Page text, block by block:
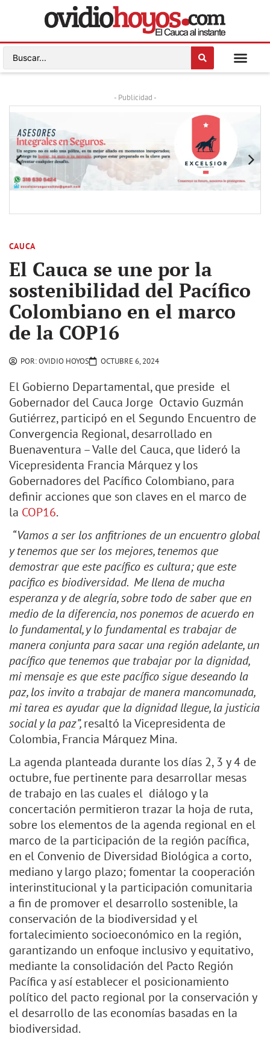
- Publicidad -
CAUCA
El Cauca se une por la
sostenibilidad del Pacífico
Colombiano en el marco
de la COP16
POR:OVIDIO HOYOS OCTUBRE 6, 2024
El Gobierno Departamental, que preside el
Gobernador del Cauca Jorge Octavio Guzmán
Gutiérrez, participó en el Segundo Encuentro de
Convergencia Regional, desarrollado en
Buenaventura – Valle del Cauca, que lideró la
Vicepresidenta Francia Márquez y los
Gobernadores del Pacífico Colombiano, para
definir acciones que son claves en el marco de
la COP16.
“Vamos a ser los anfitriones de un encuentro global
y tenemos que ser los mejores, tenemos que
demostrar que este pacífico es cultura; que este
pacifico es biodiversidad. Me llena de mucha
esperanza y de alegría, sobre todo de saber que en
medio de la diferencia, nos ponemos de acuerdo en
lo fundamental, y lo fundamental es trabajar de
manera conjunta para sacar una región adelante, un
pacífico que tenemos que trabajar por la dignidad,
mi mensaje es que este pacífico sigue deseando la
paz, los invito a trabajar de manera mancomunada,
mi tarea es ayudar que la dignidad llegue, la justicia
social y la paz”,resaltó la Vicepresidenta de
Colombia, Francia Márquez Mina.
La agenda planteada durante los días 2, 3 y 4 de
octubre, fue pertinente para desarrollar mesas
de trabajo en las cuales el diálogo y la
concertación permitieron trazar la hoja de ruta,
sobre los elementos de la agenda regional en el
marco de la participación de la región pacífica,
en el Convenio de Diversidad Biológica a corto,
mediano y largo plazo; fomentar la cooperación
interinstitucional y la participación comunitaria
a fin de promover el desarrollo sostenible, la
conservación de la biodiversidad y el
fortalecimiento socioeconómico en la región,
garantizando un enfoque inclusivo y equitativo,
mediante la consolidación del Pacto Región
Pacífica y así establecer el posicionamiento
político del pacto regional por la conservación y
el desarrollo de las economías basadas en la
biodiversidad.